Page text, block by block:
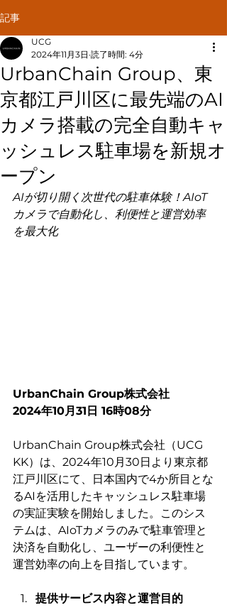
記事
UrbanChain Group、東
京都江戸川区に最先端のAI
カメラ搭載の完全自動キャ
ッシュレス駐車場を新規オ
ープン
UCG
2024年11月3日 読了時間: 4分
AIが切り開く次世代の駐車体験！AIoT
カメラで自動化し、利便性と運営効率
を最大化
UrbanChain Group株式会社
2024年10月31日 16時08分
UrbanChain Group株式会社（UCG
KK）は、2024年10月30日より東京都
江戸川区にて、日本国内で4か所目とな
るAIを活用したキャッシュレス駐車場
の実証実験を開始しました。このシス
テムは、AIoTカメラのみで駐車管理と
決済を自動化し、ユーザーの利便性と
運営効率の向上を目指しています。
提供サービス内容と運営目的